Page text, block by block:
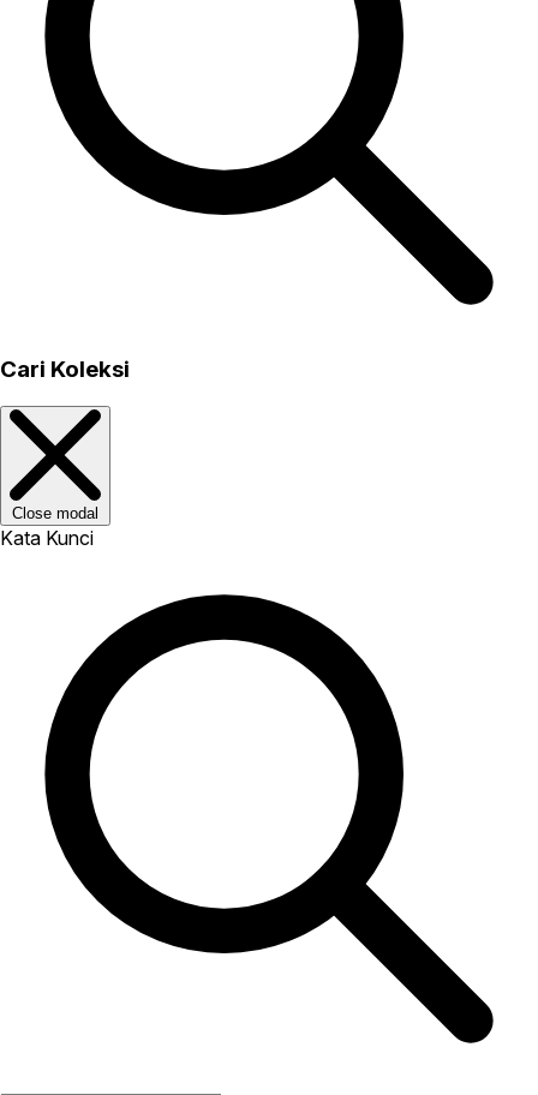
Cari Koleksi
Close modal
Kata Kunci